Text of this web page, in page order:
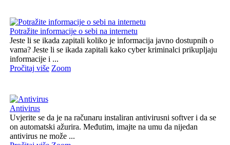
Potražite informacije o sebi na internetu
Jeste li se ikada zapitali koliko je informacija javno dostupnih o
vama? Jeste li se ikada zapitali kako cyber kriminalci prikupljaju
informacije i ...
Pročitaj više Zoom
Antivirus
Uvjerite se da je na računaru instaliran antivirusni softver i da se
on automatski ažurira. Međutim, imajte na umu da nijedan
antivirus ne može ...